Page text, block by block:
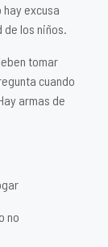
excusa
los niños.
tomar
cuando
armas de
no